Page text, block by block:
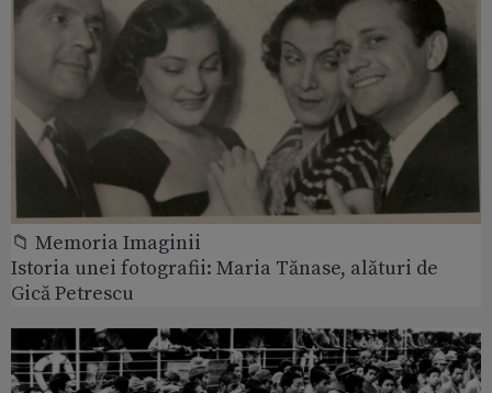
📁 Memoria Imaginii
Istoria unei fotografii: Maria Tănase, alături de
Gică Petrescu